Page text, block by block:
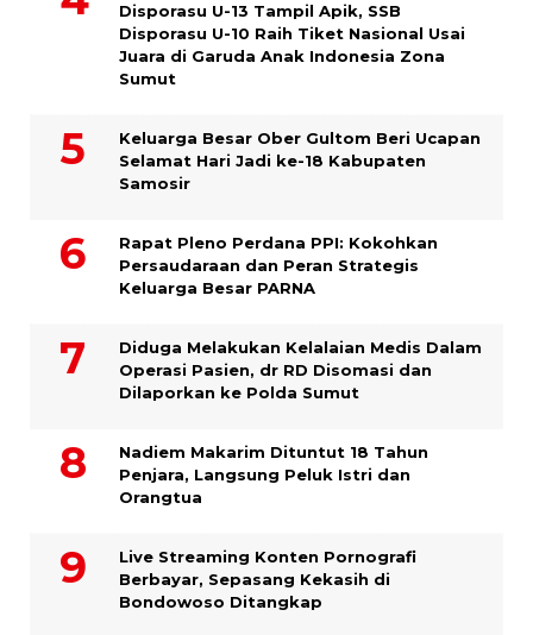
Disporasu U-13 Tampil Apik, SSB
Disporasu U-10 Raih Tiket Nasional Usai
Juara di Garuda Anak Indonesia Zona
Sumut
Keluarga Besar Ober Gultom Beri Ucapan
Selamat Hari Jadi ke-18 Kabupaten
Samosir
Rapat Pleno Perdana PPI: Kokohkan
Persaudaraan dan Peran Strategis
Keluarga Besar PARNA
Diduga Melakukan Kelalaian Medis Dalam
Operasi Pasien, dr RD Disomasi dan
Dilaporkan ke Polda Sumut
​Nadiem Makarim Dituntut 18 Tahun
Penjara, Langsung Peluk Istri dan
Orangtua
Live Streaming Konten Pornografi
Berbayar, Sepasang Kekasih di
Bondowoso Ditangkap